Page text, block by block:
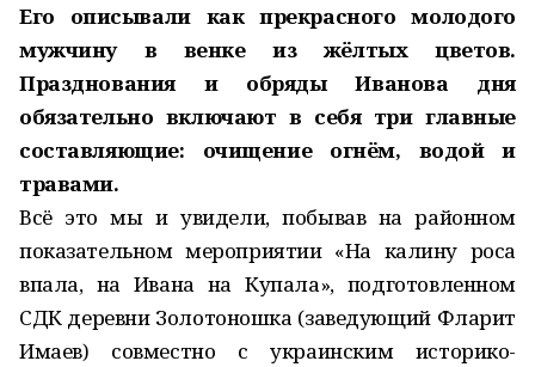
Его описывали как прекрасного молодого
мужчину в венке из жёлтых цветов.
Празднования и обряды Иванова дня
обязательно включают в себя три главные
составляющие: очищение огнём, водой и
травами.
Всё это мы и увидели, побывав на районном
показательном мероприятии «На калину роса
впала, на Ивана на Купала», подготовленном
СДК деревни Золотоношка (заведующий Фларит
Имаев) совместно с украинским историко-